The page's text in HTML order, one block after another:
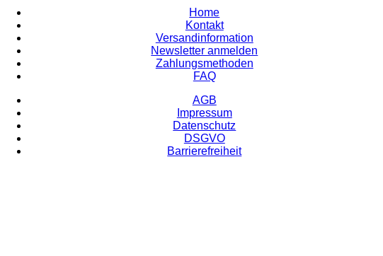
Home
Kontakt
Versandinformation
Newsletter anmelden
Zahlungsmethoden
FAQ
AGB
Impressum
Datenschutz
DSGVO
Barrierefreiheit